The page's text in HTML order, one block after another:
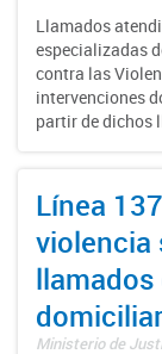
Llamados
especializadas
contra las
intervenciones
partir de dichos
Línea
violencia
Ministerio de